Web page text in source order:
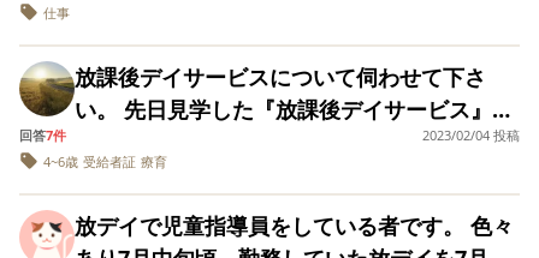
本人も戸惑う事が多かった為、絵カードなど
の支援を入れてもらい、一か月経った現在は
自立して活動を行えるようになってきている
と教えていただきました。 普段の授業に関し
ても今のところ特に問題はなく、意欲的に取
からのお話ですので、担任から見て問題がな
ません。 学校の宿題が長男のレベルより高
く、時間がかかってしまうのです。 公文に関
しては長男はとてもやる気で、量を減らした
がりません。 でも、学校の宿題は出来ていな
い状態で持って行くのは長男が嫌みたいなの
で、学校の宿題を最初にしてもらっていま
た。 今年の夏、そのお子さんが利用者と家族
の集まりで娘(上の子です)の飲み物を何度も
蹴飛ばし、息子がもう限界、やめたい！とな
ったことがありました。 その際話し合いが持
子さんも苦しんでいる…等親子ともにその子
への理解を求められました。嫌なことはその
できるようになったら、通常級を検討できる
のか） ・支援級での様子 （指示に従って、
行動できているか？ペース的についていけて
いるか？） ・交流級での様子 ・お友達関係
（トラブルはないか？交流級の子とも関わり
があるか？） ・給食はスプーンを使って食べ
ているか？ ・先生から見て、気になる行動は
を押す用紙があるかと思いますが、それも終
了時間18時と毎回記入があり実際とは違うけ
ど流れで印を押して、モヤモヤ… 終了時間っ
てこんなアバウトなんですかねー。 道路が混
んでて遅くなるとかならわかるけど、大体早
く送迎されるってどうなんですかね。 仕事も
仕事
放課後デイサービスについて伺わせて下さ
い。 先日見学した『放課後デイサービス』
が、あまりにも予想と違って戸惑っていま
す。 近くで空きがあるのはそちらのみなの
のを躊躇ってしまっています。 「そんなもん
回答7件
2023/02/04 投稿
4~6歳 受給者証 療育
放デイで児童指導員をしている者です。 色々